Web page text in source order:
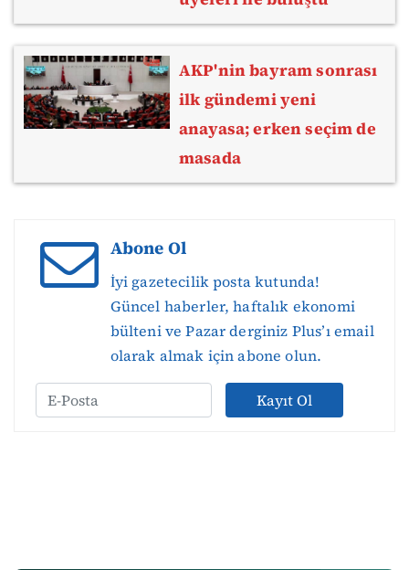
AKP'nin bayram sonrası
ilk gündemi yeni
anayasa; erken seçim de
masada
Abone Ol
İyi gazetecilik posta kutunda!
Güncel haberler, haftalık ekonomi
bülteni ve Pazar derginiz Plus’ı email
olarak almak için abone olun.
Kayıt Ol